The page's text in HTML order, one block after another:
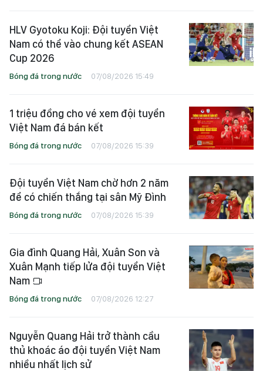
HLV Gyotoku Koji: Đội tuyển Việt
Nam có thể vào chung kết ASEAN
Cup 2026
Bóng đá trong nước 07/08/2026 15:49
1 triệu đồng cho vé xem đội tuyển
Việt Nam đá bán kết
Bóng đá trong nước 07/08/2026 15:39
Đội tuyển Việt Nam chờ hơn 2 năm
để có chiến thắng tại sân Mỹ Đình
Bóng đá trong nước 07/08/2026 15:39
Gia đình Quang Hải, Xuân Son và
Xuân Mạnh tiếp lửa đội tuyển Việt
Nam
Bóng đá trong nước 07/08/2026 12:27
Nguyễn Quang Hải trở thành cầu
thủ khoác áo đội tuyển Việt Nam
nhiều nhất lịch sử